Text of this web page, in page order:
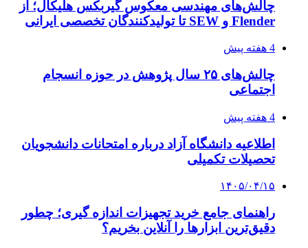
چالش‌های مهندسی معکوس گیربکس هلیکال؛ از
Flender و SEW تا تولیدکنندگان تخصصی ایرانی
4 هفته پیش
چالش‌های ۲۵ سال پژوهش در حوزه انسجام
اجتماعی
4 هفته پیش
اطلاعیه دانشگاه آزاد درباره امتحانات دانشجویان
تحصیلات تکمیلی
۱۴۰۵/۰۴/۱۵
راهنمای جامع خرید تجهیزات اندازه گیری؛ چطور
دقیق‌ترین ابزارها را آنلاین بخریم؟